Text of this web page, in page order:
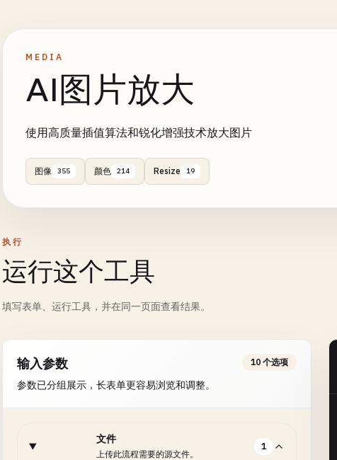
MEDIA
AI图片放大
使用高质量插值算法和锐化增强技术放大图片
图像 355 颜色 214 Resize 19
执行
运行这个工具
填写表单、运行工具，并在同一页面查看结果。
输入参数
参数已分组展示，长表单更容易浏览和调整。
10 个选项
文件
上传此流程需要的源文件。
1